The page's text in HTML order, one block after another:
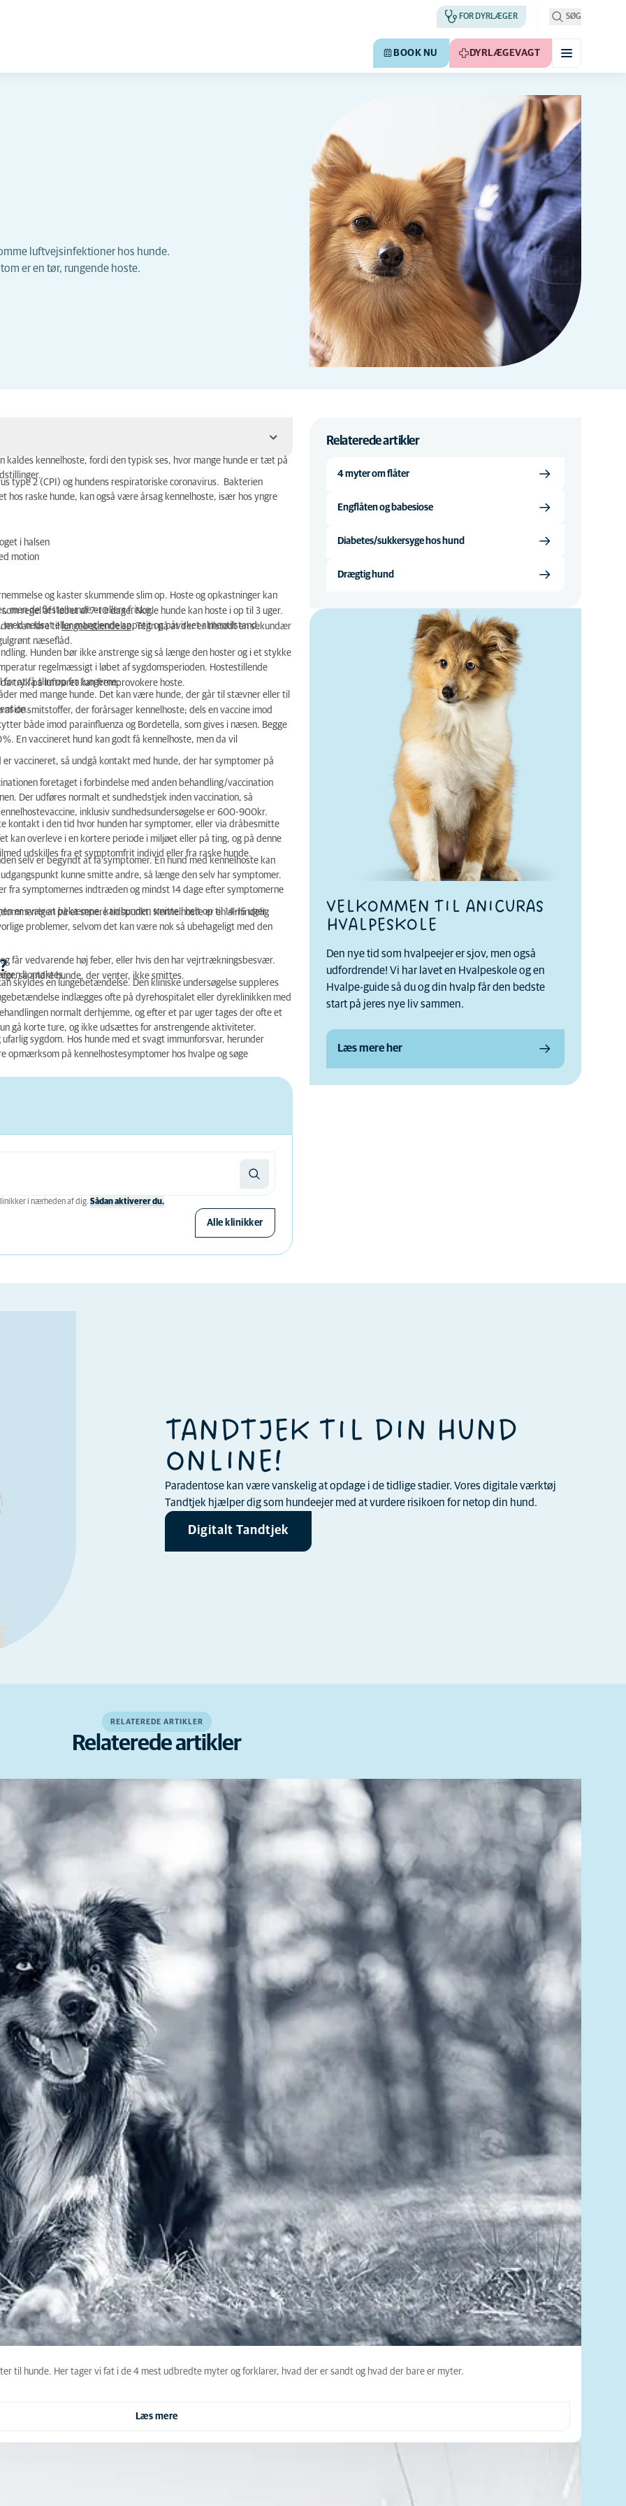
FOR DYRLÆGER SØG
BOOK NU DYRLÆGEVAGT
luftvejsinfektioner hos hunde.
er en tør, rungende hoste.
kaldes kennelhoste, fordi den typisk ses, hvor mange hunde er tæt på
type 2 (CPI) og hundens respiratoriske coronavirus. Bakterien
hos raske hunde, kan også være årsag kennelhoste, især hos yngre
i halsen
motion
og kaster skummende slim op. Hoste og opkastninger kan
men de fleste hunde er ellers friske.
regel af i løbet af 7-10 dage. Nogle hunde kan hoste i op til 3 uger.
med nedsat eller manglende appetit og påvirket almentilstand.
der kan føre tillungebetændelse. Tegn på at der er tilstødt en sekundær
næseflåd.
Hunden bør ikke anstrenge sig så længe den hoster og i et stykke
regelmæssigt i løbet af sygdomsperioden. Hostestillende
at få slim op fra lungerne.
tryk på luftrøret kan fremprovokere hoste.
med mange hunde. Det kan være hunde, der går til stævner eller til
de smitstoffer, der forårsager kennelhoste; dels en vaccine imod
både imod parainfluenza og Bordetella, som gives i næsen. Begge
En vaccineret hund kan godt få kennelhoste, men da vil
vaccineret, så undgå kontakt med hunde, der har symptomer på
foretaget i forbindelse med anden behandling/vaccination
Der udføres normalt et sundhedstjek inden vaccination, så
inklusiv sundhedsundersøgelse er 600-900kr.
kontakt i den tid hvor hunden har symptomer, eller via dråbesmitte
kan overleve i en kortere periode i miljøet eller på ting, og på denne
udskilles fra et symptomfrit individ eller fra raske hunde.
selv er begyndt at få symptomer. En hund med kennelhoste kan
kunne smitte andre, så længe den selv har symptomer.
fra symptomernes indtræden og mindst 14 dage efter symptomerne
er svær at bekæmpe, kan hunden smitte i helt op til 14-15 uger.
igen på et senere tidspunkt. Kennelhoste er en almindelig
problemer, selvom det kan være nok så ubehageligt med den
får vedvarende høj feber, eller hvis den har vejrtrækningsbesvær.
kontaktes.
så andre hunde, der venter, ikke smittes.
skyldes en lungebetændelse. Den kliniske undersøgelse suppleres
indlægges ofte på dyrehospitalet eller dyreklinikken med
normalt derhjemme, og efter et par uger tages der ofte et
gå korte ture, og ikke udsættes for anstrengende aktiviteter.
sygdom. Hos hunde med et svagt immunforsvar, herunder
på kennelhostesymptomer hos hvalpe og søge
i nærheden af ​​dig. Sådan aktiverer du.
Alle klinikker
Relaterede artikler
4 myter om flåter
Engflåten og babesiose
Diabetes/sukkersyge hos hund
Drægtig hund
VELKOMMEN TIL ANICURAS
HVALPESKOLE
Den nye tid som hvalpeejer er sjov, men også
udfordrende! Vi har lavet en Hvalpeskole og en
Hvalpe-guide så du og din hvalp får den bedste
start på jeres nye liv sammen.
Læs mere her
TANDTJEK TIL DIN HUND
ONLINE!
Paradentose kan være vanskelig at opdage i de tidlige stadier. Vores digitale værktøj
Tandtjek hjælper dig som hundeejer med at vurdere risikoen for netop din hund.
Digitalt Tandtjek
RELATEREDE ARTIKLER
Relaterede artikler
til hunde. Her tager vi fat i de 4 mest udbredte myter og forklarer, hvad der er sandt og hvad der bare er myter.
Læs mere